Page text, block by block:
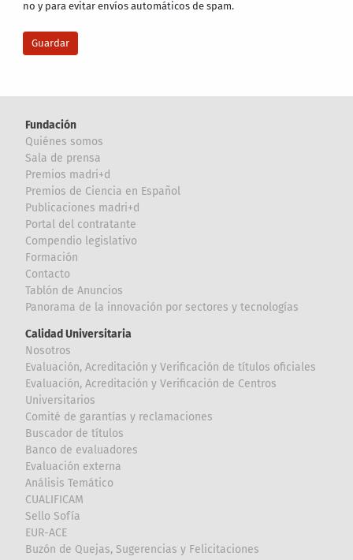
no y para evitar envíos automáticos de spam.
Fundación
Quiénes somos
Sala de prensa
Premios madri+d
Premios de Ciencia en Español
Publicaciones madri+d
Portal del contratante
Compendio legislativo
Formación
Contacto
Tablón de Anuncios
Panorama de la innovación por sectores y tecnologías
Calidad Universitaria
Nosotros
Evaluación, Acreditación y Verificación de títulos oficiales
Evaluación, Acreditación y Verificación de Centros
Universitarios
Comité de garantías y reclamaciones
Buscador de títulos
Banco de evaluadores
Evaluación externa
Análisis Temático
CUALIFICAM
Sello Sofía
EUR-ACE
Buzón de Quejas, Sugerencias y Felicitaciones